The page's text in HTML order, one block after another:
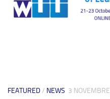
FEATURED/ NEWS 3